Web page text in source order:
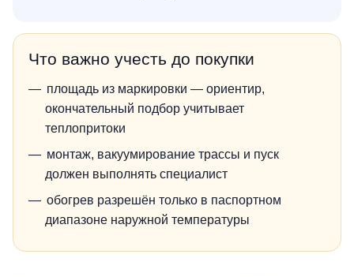
Что важно учесть до покупки
площадь из маркировки — ориентир,
окончательный подбор учитывает
теплопритоки
монтаж, вакуумирование трассы и пуск
должен выполнять специалист
обогрев разрешён только в паспортном
диапазоне наружной температуры